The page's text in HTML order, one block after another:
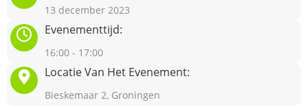
13 december 2023
Evenementtijd:
16:00 - 17:00
Locatie Van Het Evenement:
Bieskemaar 2, Groningen